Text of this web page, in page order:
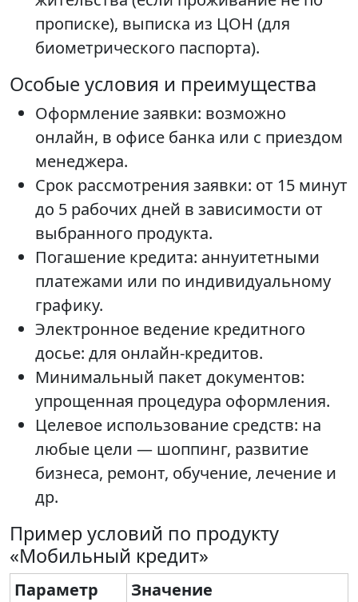
прописке), выписка из ЦОН (для
биометрического паспорта).
Особые условия и преимущества
Оформление заявки: возможно
онлайн, в офисе банка или с приездом
менеджера.
Срок рассмотрения заявки: от 15 минут
до 5 рабочих дней в зависимости от
выбранного продукта.
Погашение кредита: аннуитетными
платежами или по индивидуальному
графику.
Электронное ведение кредитного
досье: для онлайн-кредитов.
Минимальный пакет документов:
упрощенная процедура оформления.
Целевое использование средств: на
любые цели — шоппинг, развитие
бизнеса, ремонт, обучение, лечение и
др.
Пример условий по продукту
«Мобильный кредит»
Параметр
Значение